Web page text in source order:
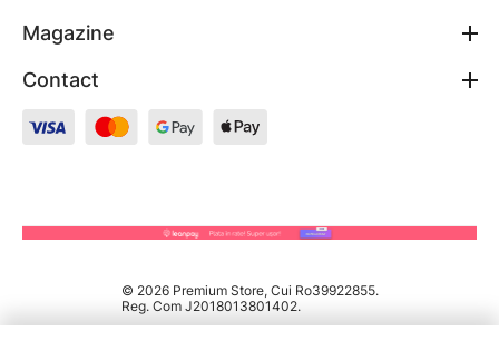
Magazine
Contact
© 2026 Premium Store, Cui Ro39922855.
Reg. Com J2018013801402.